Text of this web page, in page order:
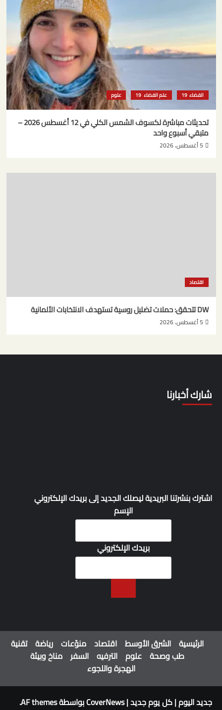
الفضاء علم الفضاء علوم
تحديثات مباشرة لكسوف الشمس الكلي في 12 أغسطس 2026 –
متبقي أسبوع واحد
5 أغسطس، 2026
اقتصاد
DW تتحقق: حملات تضليل روسية تستهدف الانتخابات الألمانية
5 أغسطس، 2026
شارك أخبارنا
اشترك بنشرتنا البريدية ليصلك الجديد إلى بريدك الإلكتروني
الإسم
بريدك الإلكتروني
الرئيسية الشرق الأوسط اقتصاد منوّعات رياضة تقنية
طب وصحة علوم الترفيه السفر مناخ وبيئة
الهجرة واللجوء
جديد اليوم | كل يوم جديد|
CoverNewsبواسطة AF themes.